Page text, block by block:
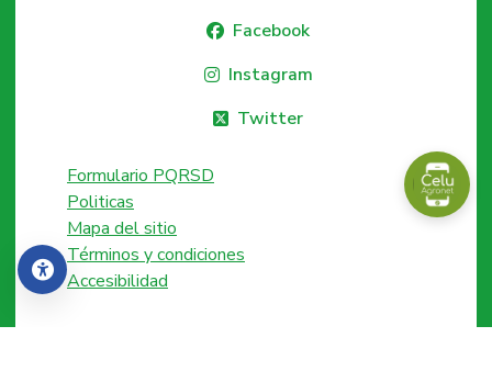
Accesibilidad
Facebook
Instagram
Twitter
Formulario PQRSD
Politicas
Mapa del sitio
Términos y condiciones
Accesibilidad